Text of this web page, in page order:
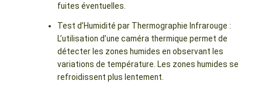
fuites éventuelles.
Test d’Humidité par Thermographie Infrarouge :
L’utilisation d’une caméra thermique permet de
détecter les zones humides en observant les
variations de température. Les zones humides se
refroidissent plus lentement.